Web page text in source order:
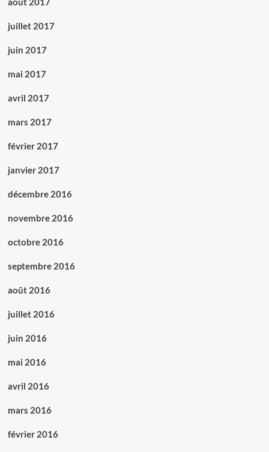
juillet 2017
juin 2017
mai 2017
avril 2017
mars 2017
février 2017
janvier 2017
décembre 2016
novembre 2016
octobre 2016
septembre 2016
août 2016
juillet 2016
juin 2016
mai 2016
avril 2016
mars 2016
février 2016